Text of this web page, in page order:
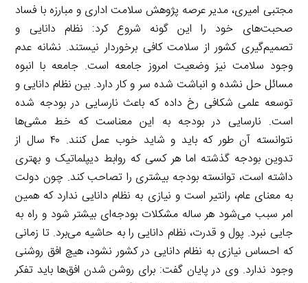
مجتبی امیری، مدیر عرصه پژوهش سلامت اداری و مبارزه با فساد
صحبت‌های خود را این گونه شروع کرد: نظام دانایی و
تصمیم‌گیری کشور از سلامت کافی برخوردار نیستند. نشانه عدم
وجود سلامت نیز وضعیت امروز جامعه است. جامعه با انبوه
مسائل حل نشده و انباشت شده سر و کار دارد. بین نظام دانایی و
توسعه علمی شکافی رخ داده که باعث نارسایی در بودجه شده
است. نارسایی در بودجه به این معناست که خط مشی‌ها
نتوانسته آن طور که باید و شاید خوب عمل کنند. ۴۰ سال از
تدوین بودجه گذشته اما هر کسی که روابط دیپلماتیک و بهتری
داشته است، توانسته بودجه بیشتری را تصاحب کند. چون دولت
به معنای عام، رانتیر است و نیازی به نظام دانایی ندارد که همین
امر سبب می‌شود هر ساله مشکلات بودجه‌ای بیشتر شود و راه به
جایی نبرد. پول و قدرت، نظام دانایی را به حاشیه می‌برد. تا زمانی
که احساس نیازی به نظام دانایی در کشور نشود، هیچ افق روشنی
وجود ندارد. وی در پایان گفت: برای روشن شدن افق‌ها باید تفکر